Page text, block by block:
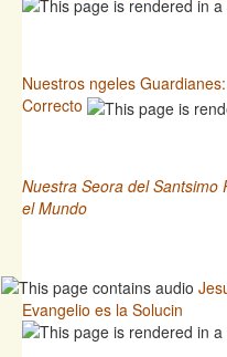
Nuestros ngeles
Correcto
Nuestra Seora del Santsimo
el Mundo
Evangelio es la Solucin